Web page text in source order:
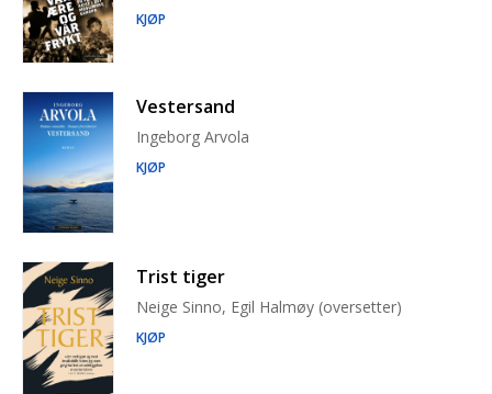
KJØP
Vestersand
Ingeborg Arvola
KJØP
Trist tiger
Neige Sinno, Egil Halmøy (oversetter)
KJØP